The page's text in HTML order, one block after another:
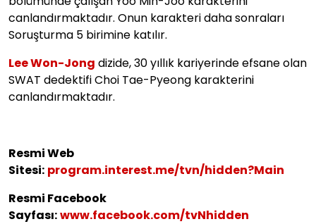
canlandırmaktadır. Onun karakteri daha sonraları
Soruşturma 5 birimine katılır.
Lee Won-Jong dizide, 30 yıllık kariyerinde efsane olan
SWAT dedektifi Choi Tae-Pyeong karakterini
canlandırmaktadır.
Resmi Web
Sitesi: program.interest.me/tvn/hidden?Main
Resmi Facebook
Sayfası:www.facebook.com/tvNhidden